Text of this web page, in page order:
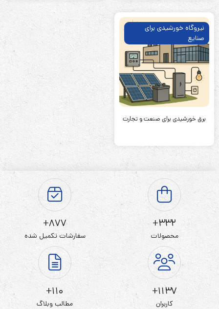
نیروگاه خورشیدی برای
صنایع
برق خورشیدی برای صنعت و تجارت
332+
محصولات
877+
سفارشات تکمیل شده
1137+
کاربران
110+
مطالب وبلاگ